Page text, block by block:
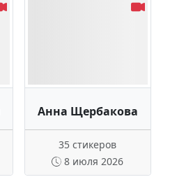
Анна Щербакова
35 стикеров
8 июля 2026